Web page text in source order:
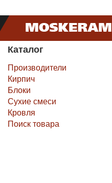
Каталог
Производители
Кирпич
Блоки
Сухие смеси
Кровля
Поиск товара